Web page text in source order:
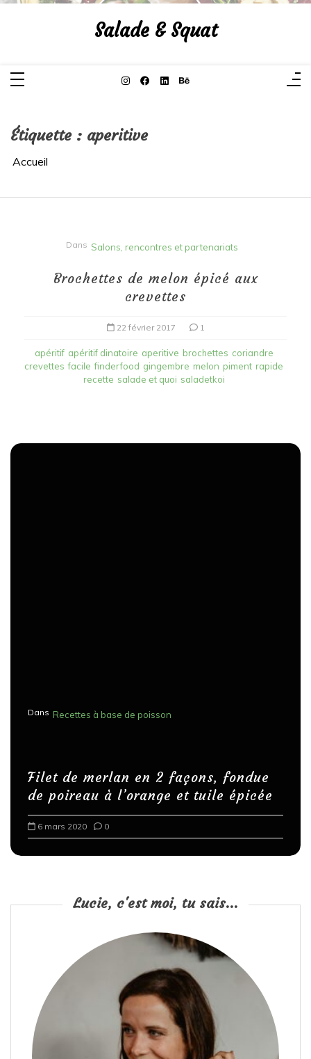
Aller
Salade & Squat
Étiquette : aperitive
Accueil
Dans Salons, rencontres et partenariats
Brochettes de melon épicé aux
crevettes
22 février 2017 1
apéritif apéritif dinatoire aperitive brochettes coriandre
crevettes facile finderfood gingembre melon piment rapide
recette salade et quoi saladetkoi
Dans Recettes à base de poisson
Filet de merlan en 2 façons, fondue
de poireau à l’orange et tuile épicée
6 mars 2020 0
Lucie, c'est moi, tu sais...